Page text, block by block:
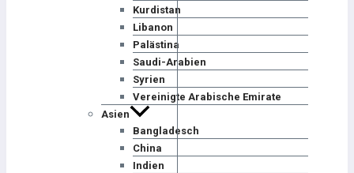
Kurdistan
Libanon
Palästina
Saudi-Arabien
Syrien
Vereinigte Arabische Emirate
Asien
Bangladesch
China
Indien